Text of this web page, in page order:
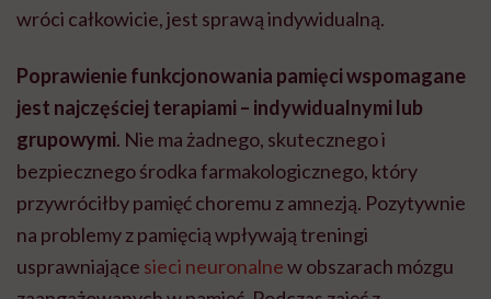
wróci całkowicie, jest sprawą indywidualną.
Poprawienie funkcjonowania pamięci wspomagane
jest najczęściej terapiami – indywidualnymi lub
grupowymi. Nie ma żadnego, skutecznego i
bezpiecznego środka farmakologicznego, który
przywróciłby pamięć choremu z amnezją. Pozytywnie
na problemy z pamięcią wpływają treningi
usprawniające sieci neuronalnew obszarach mózgu